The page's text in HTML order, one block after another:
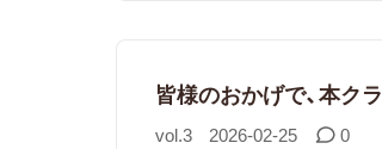
皆様のおかげで、本ク
vol.3 2026-02-25 0